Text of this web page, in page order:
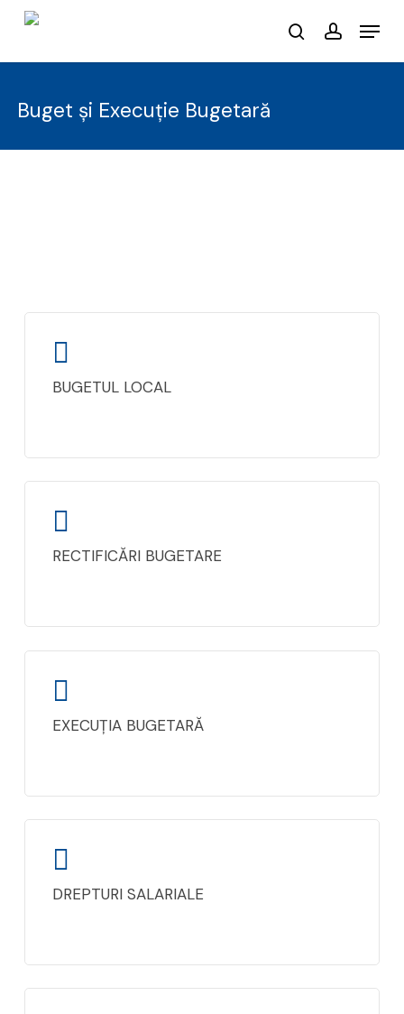
Skip
main
searchaccount
Menu
Buget și Execuție Bugetară
BUGETUL LOCAL
RECTIFICĂRI BUGETARE
EXECUȚIA BUGETARĂ
DREPTURI SALARIALE